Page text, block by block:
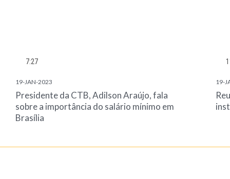
7:27
19-JAN-2023
Presidente da CTB, Adilson Araújo, fala
sobre a importância do salário mínimo em
Brasília
19-